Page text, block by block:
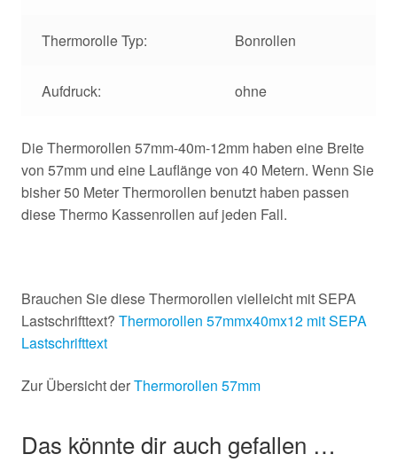
Thermorolle Typ: Bonrollen
Aufdruck: ohne
Die Thermorollen 57mm-40m-12mm haben eine Breite
von 57mm und eine Lauflänge von 40 Metern. Wenn Sie
bisher 50 Meter Thermorollen benutzt haben passen
diese Thermo Kassenrollen auf jeden Fall.
Brauchen Sie diese Thermorollen vielleicht mit SEPA
Lastschrifttext? Thermorollen 57mmx40mx12 mit SEPA
Lastschrifttext
Zur Übersicht derThermorollen 57mm
Das könnte dir auch gefallen …